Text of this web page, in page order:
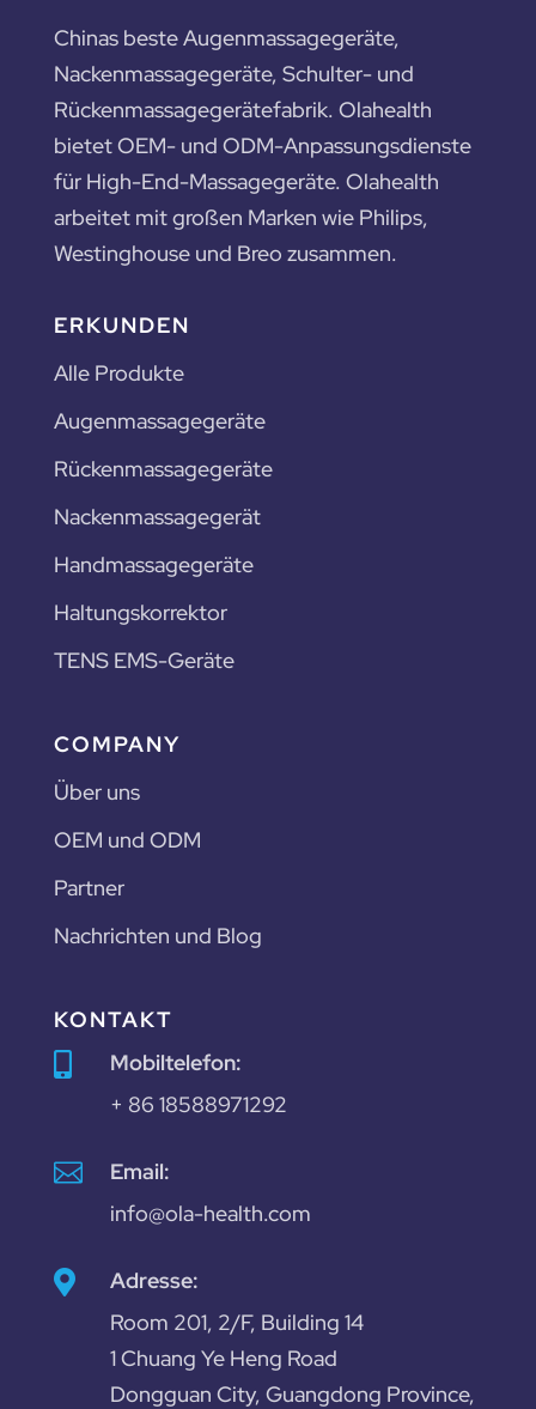
Chinas beste Augenmassagegeräte,
Nackenmassagegeräte, Schulter- und
Rückenmassagegerätefabrik. Olahealth
bietet OEM- und ODM-Anpassungsdienste
für High-End-Massagegeräte. Olahealth
arbeitet mit großen Marken wie Philips,
Westinghouse und Breo zusammen.
ERKUNDEN
Alle Produkte
Augenmassagegeräte
Rückenmassagegeräte
Nackenmassagegerät
Handmassagegeräte
Haltungskorrektor
TENS EMS-Geräte
COMPANY
Über uns
OEM und ODM
Partner
Nachrichten und Blog
KONTAKT

Mobiltelefon:
+ 86 18588971292

Email:
info@ola-health.com

Adresse:
Room 201, 2/F, Building 14
1 Chuang Ye Heng Road
Dongguan City, Guangdong Province,